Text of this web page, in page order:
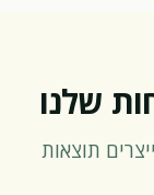
שלנו
תוצאות